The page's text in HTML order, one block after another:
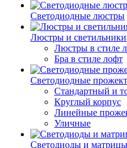
Светодиодные люстры
Люстры и светильники
Люстры в стиле
Бра в стиле лофт
Светодиодные
Стандартный и
Круглый корпус
Линейные
Уличные
Светодиоды и матрицы